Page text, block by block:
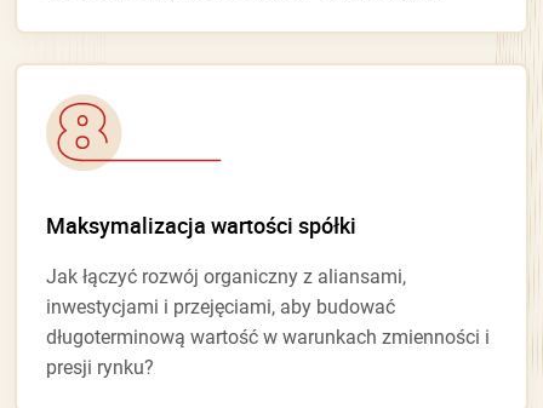
Maksymalizacja wartości spółki
Jak łączyć rozwój organiczny z aliansami,
inwestycjami i przejęciami, aby budować
długoterminową wartość w warunkach zmienności i
presji rynku?